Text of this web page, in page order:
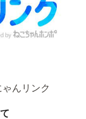
ゃんリンク